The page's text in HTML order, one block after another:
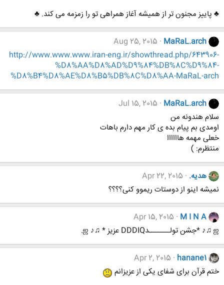
♣ پاییز مجنون تر از همیشه آغاز همراهی تو را زمزمه می کند. ♣
MaRaL.arch
Aug 25, 2015
http://www.www.www.iran-eng.ir/showthread.php/643906-
%D8%AA%D8%AD%D9%84%DB%8C%D9%84-
%D8%B4%D8%AE%D8%B5%DB%8C%D8%AA-MaRaL-arch
MaRaL.arch
Jul 15, 2015
سلام هندونه من
اومدی بم پیام بده ی کار مهم دارم باهات
خعلی مهمه هاااااا
منتظرم: )
هدیه. Apr 22, 2015
نمیشه اینو از دوستات ریموو کنی؟؟؟؟
M I N A
Apr 15, 2015
ஜ ♫♪ *جشن تولـــــــدDDDIQ عزیز * ♫♪ ஜ.
hanane1
Apr 2, 2015
ختم قرآن برای شفای یکی از عزیزانم